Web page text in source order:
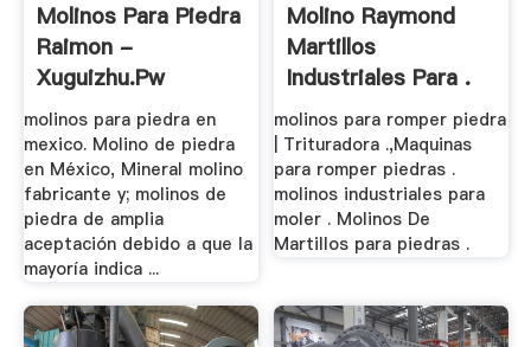
Molinos Para Piedra
Raimon -
Xuguizhu.pw
molinos para piedra en
mexico. Molino de piedra
en México, Mineral molino
fabricante y; molinos de
piedra de amplia
aceptación debido a que la
mayoría indica ...
Molino Raymond
Martillos
Industriales Para .
molinos para romper piedra
| Trituradora .,Maquinas
para romper piedras .
molinos industriales para
moler . Molinos De
Martillos para piedras .